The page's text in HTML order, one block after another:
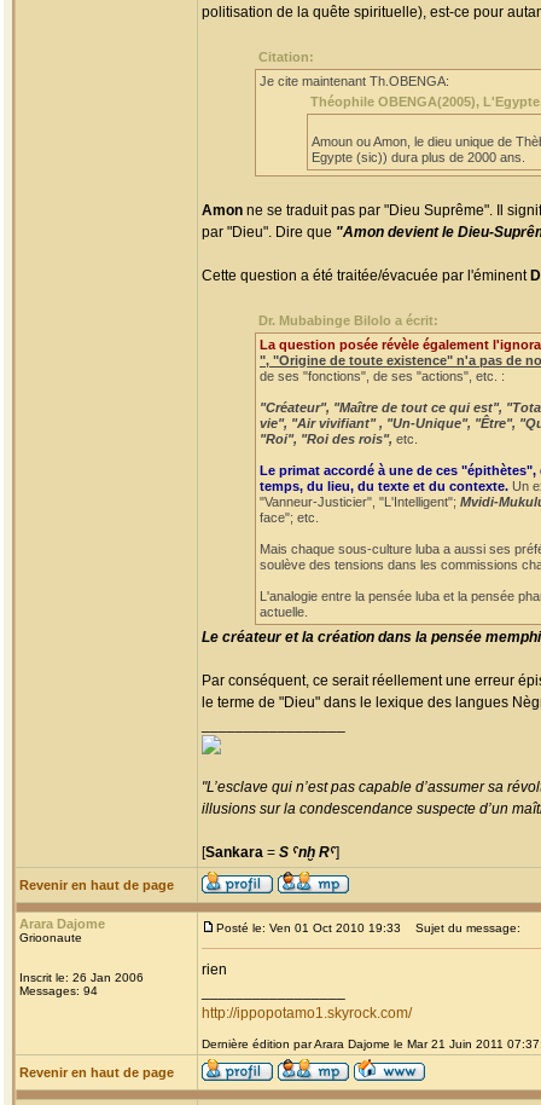
politisation de la quête spirituelle), est-ce pour
Citation:
Je cite maintenant Th.OBENGA:
Théophile OBENGA(2005),
Amoun ou Amon, le dieu unique de
Egypte (sic)) dura plus de 2000 ans.
Amon ne se traduit pas par "Dieu Suprême". Il
par "Dieu". Dire que "Amon devient le Dieu-
Cette question a été traitée/évacuée par l'éminent
Dr. Mubabinge Bilolo a écrit:
La question posée révèle également
", "Origine de toute existence" n'a pas de
de ses "fonctions", de ses "actions", etc. :
"Créateur", "Maître de tout ce qui est",
vie", "Air vivifiant" , "Un-Unique", "Être",
"Roi", "Roi des rois", etc.
Le primat accordé à une de ces
temps, du lieu, du texte et du contexte. Un
"Vanneur-Justicier", "L'Intelligent"; Mvidi-
face"; etc.
Mais chaque sous-culture luba a aussi ses
soulève des tensions dans les commissions
L'analogie entre la pensée luba et la pensée
actuelle.
Le créateur et la création dans la pensée
Par conséquent, ce serait réellement une erreur
le terme de "Dieu" dans le lexique des langues
"L’esclave qui n’est pas capable d’assumer sa
illusions sur la condescendance suspecte d’un
[Sankara = S ˁnḫ Rˁ]
Revenir en haut de page
Arara Dajome
Grioonaute
Inscrit le: 26 Jan 2006
Messages: 94
Posté le: Ven 01 Oct 2010 19:33 Sujet du message:
rien
http://ippopotamo1.skyrock.com/
Dernière édition par Arara Dajome le Mar 21 Juin 2011
Revenir en haut de page